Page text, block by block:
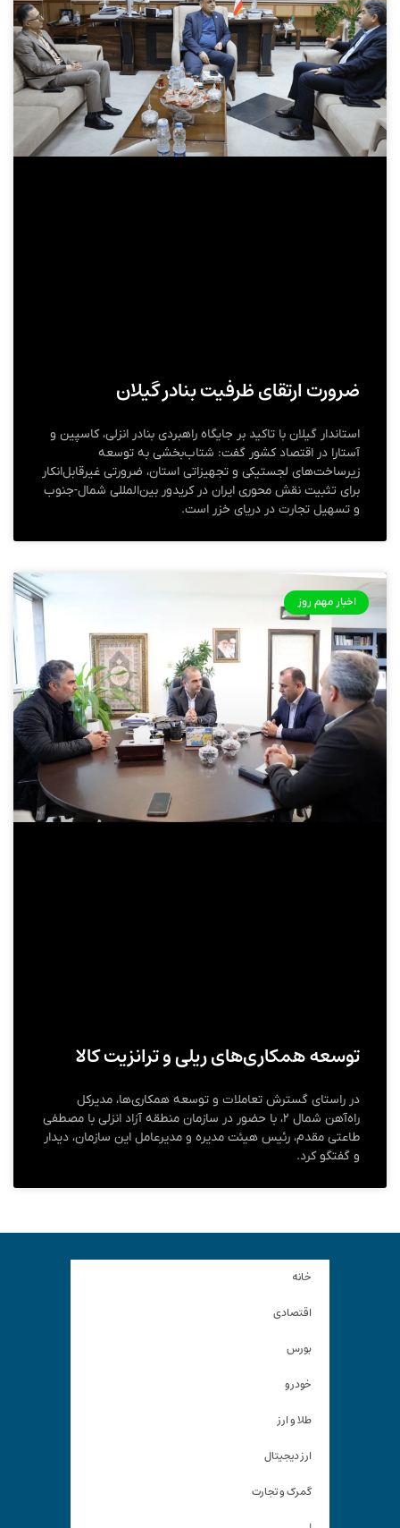
ضرورت ارتقای ظرفیت بنادر گیلان
استاندار گیلان با تاکید بر جایگاه راهبردی بنادر انزلی، کاسپین و
آستارا در اقتصاد کشور گفت: شتاب‌بخشی به توسعه
زیرساخت‌های لجستیکی و تجهیزاتی استان، ضرورتی غیرقابل‌انکار
برای تثبیت نقش محوری ایران در کریدور بین‌المللی شمال-جنوب
و تسهیل تجارت در دریای خزر است.
اخبار مهم روز
توسعه همكاری‌های ریلی و ترانزیت كالا
در راستای گسترش تعاملات و توسعه همکاری‌ها، مدیرکل
راه‌آهن شمال ۲، با حضور در سازمان منطقه آزاد انزلی با مصطفی
طاعتی مقدم، رئیس هیئت مدیره و مدیرعامل این سازمان، دیدار
و گفتگو کرد.
خانه
اقتصادی
بورس
خودرو
طلا و ارز
ارز دیجیتال
گمرک و تجارت